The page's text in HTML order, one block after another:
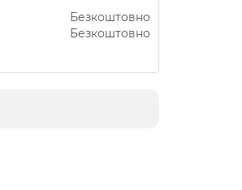
Безкоштовно
Безкоштовно